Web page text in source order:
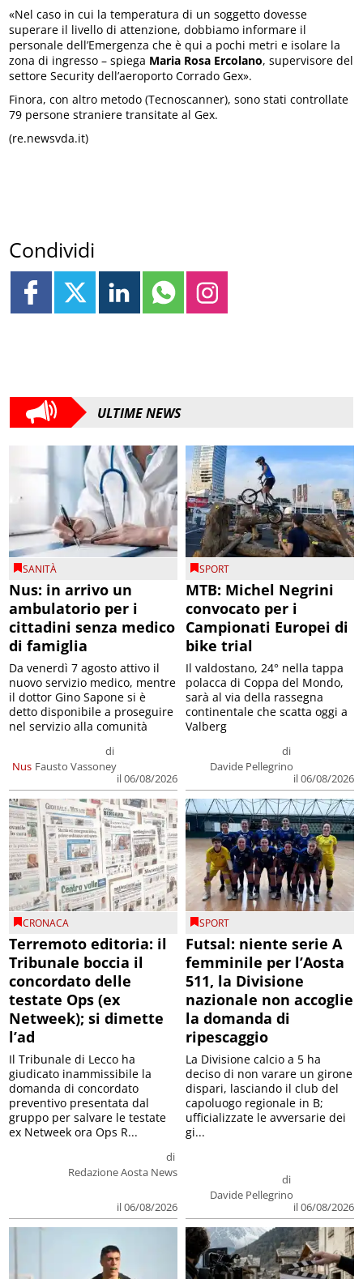
«Nel caso in cui la temperatura di un soggetto dovesse
superare il livello di attenzione, dobbiamo informare il
personale dell’Emergenza che è qui a pochi metri e isolare la
zona di ingresso – spiega Maria Rosa Ercolano, supervisore del
settore Security dell’aeroporto Corrado Gex».
Finora, con altro metodo (Tecnoscanner), sono stati controllate
79 persone straniere transitate al Gex.
(re.newsvda.it)
Condividi
ULTIME NEWS
SANITÀ
Nus: in arrivo un
ambulatorio per i
cittadini senza medico
di famiglia
Nus
di
Fausto Vassoney
il 06/08/2026
Da venerdì 7 agosto attivo il
nuovo servizio medico, mentre
il dottor Gino Sapone si è
detto disponibile a proseguire
nel servizio alla comunità
SPORT
MTB: Michel Negrini
convocato per i
Campionati Europei di
bike trial
di
Davide Pellegrino
il 06/08/2026
Il valdostano, 24° nella tappa
polacca di Coppa del Mondo,
sarà al via della rassegna
continentale che scatta oggi a
Valberg
CRONACA
Terremoto editoria: il
Tribunale boccia il
concordato delle
testate Ops (ex
Netweek); si dimette
l’ad
di
Redazione Aosta News
il 06/08/2026
Il Tribunale di Lecco ha
giudicato inammissibile la
domanda di concordato
preventivo presentata dal
gruppo per salvare le testate
ex Netweek ora Ops R...
SPORT
Futsal: niente serie A
femminile per l’Aosta
511, la Divisione
nazionale non accoglie
la domanda di
ripescaggio
di
Davide Pellegrino
il 06/08/2026
La Divisione calcio a 5 ha
deciso di non varare un girone
dispari, lasciando il club del
capoluogo regionale in B;
ufficializzate le avversarie dei
gi...